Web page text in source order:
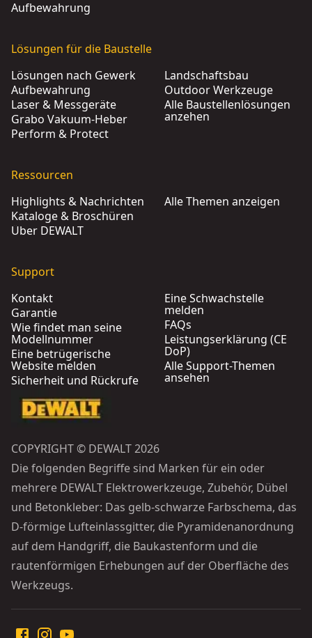
Aufbewahrung
Lösungen für die Baustelle
Lösungen nach Gewerk
Aufbewahrung
Laser & Messgeräte
Grabo Vakuum-Heber
Perform & Protect
Landschaftsbau
Outdoor Werkzeuge
Alle Baustellenlösungen
anzehen
Ressourcen
Highlights & Nachrichten
Kataloge & Broschüren
Über DEWALT
Alle Themen anzeigen
Support
Kontakt
Garantie
Wie findet man seine
Modellnummer
Eine betrügerische
Website melden
Sicherheit und Rückrufe
Eine Schwachstelle
melden
FAQs
Leistungserklärung (CE
DoP)
Alle Support-Themen
ansehen
COPYRIGHT © DEWALT 2026
Die folgenden Begriffe sind Marken für ein oder
mehrere DEWALT Elektrowerkzeuge, Zubehör, Dübel
und Betonkleber: Das gelb-schwarze Farbschema, das
D-förmige Lufteinlassgitter, die Pyramidenanordnung
auf dem Handgriff, die Baukastenform und die
rautenförmigen Erhebungen auf der Oberfläche des
Werkzeugs.